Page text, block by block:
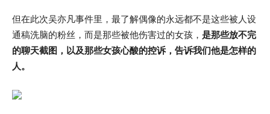
但在此次吴亦凡事件里，最了解偶像的永远都不是这些被人设
通稿洗脑的粉丝，而是那些被他伤害过的女孩， 是那些放不完
的聊天截图，以及那些女孩心酸的控诉，告诉我们他是怎样的
人。